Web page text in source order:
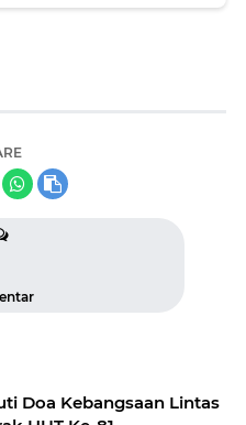
Doa Kebangsaan Lintas